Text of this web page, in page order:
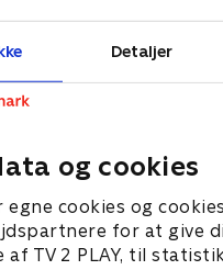
Detaljer
og cookies
egne cookies og
for at give
af TV 2 PLAY, til
særlig